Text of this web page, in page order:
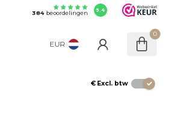
384beoordelingen 9.4
EUR
0
€ Excl. btw